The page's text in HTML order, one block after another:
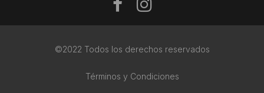
©2022 Todos los derechos reservados
Términos y Condiciones